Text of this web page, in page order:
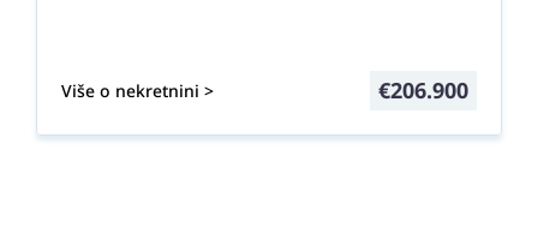
Više o nekretnini > €206.900